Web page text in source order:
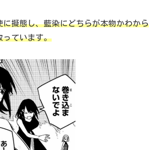
に擬態し、藍染にどちらが本物かわから
っています。